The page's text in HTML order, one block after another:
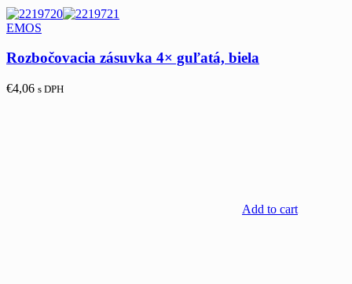
EMOS
Rozbočovacia zásuvka 4× guľatá, biela
€4,06 s DPH
Add to cart